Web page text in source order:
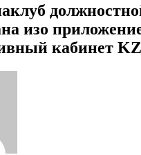
изо
кабинет KZ